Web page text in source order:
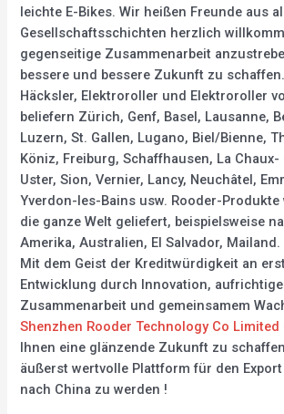
leichte E-Bikes. Wir heißen Freunde aus
Gesellschaftsschichten herzlich
gegenseitige Zusammenarbeit
bessere und bessere Zukunft zu
Häcksler, Elektroroller und Elektroroller
beliefern Zürich, Genf, Basel, Lausanne,
Luzern, St. Gallen, Lugano, Biel/Bienne,
Köniz, Freiburg, Schaffhausen, La
Uster, Sion, Vernier, Lancy, Neuchâtel,
Yverdon-les-Bains usw. Rooder-
die ganze Welt geliefert, beispielsweise
Amerika, Australien, El Salvador, Mailand.
Mit dem Geist der Kreditwürdigkeit an
Entwicklung durch Innovation,
Zusammenarbeit und gemeinsamem
Shenzhen Rooder Technology Co Limited
Ihnen eine glänzende Zukunft zu
äußerst wertvolle Plattform für den
nach China zu werden !